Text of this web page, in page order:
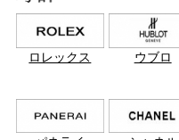
ロレックス ウブロ